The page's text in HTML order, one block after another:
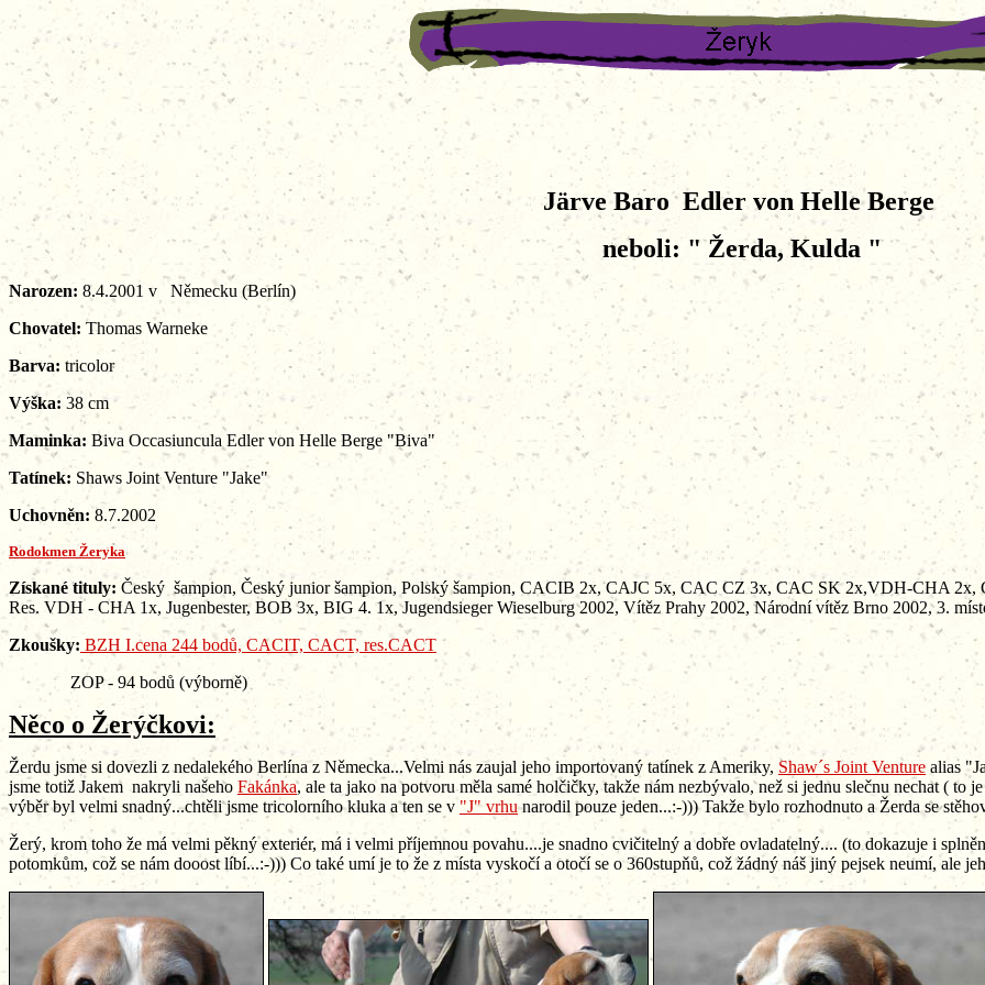
Järve Baro Edler von Helle Berge
neboli: " Žerda, Kulda "
Narozen: 8.4.2001 v Německu (Berlín)
Chovatel: Thomas Warneke
Barva: tricolor
Výška: 38 cm
Maminka: Biva Occasiuncula Edler von Helle Berge "Biva"
Tatínek: Shaws Joint Venture "Jake"
Uchovněn: 8.7.2002
Rodokmen Žeryka
Získané tituly: Český šampion, Český junior šampion, Polský šampion, CACIB 2x, CAJC 5x, CAC CZ 3x, CAC SK 2x,VDH-CHA
Res. VDH - CHA 1x, Jugenbester, BOB 3x, BIG 4. 1x, Jugendsieger Wieselburg 2002, Vítěz Prahy 2002, Národní vítěz Brno 2002, 3.
Zkoušky: BZH I.cena 244 bodů, CACIT, CACT, res.CACT
ZOP - 94 bodů (výborně)
Něco o Žerýčkovi:
Žerdu jsme si dovezli z nedalekého Berlína z Německa...Velmi nás zaujal jeho importovaný tatínek z Ameriky, Shaw´s Joint Venture alias
jsme totiž Jakem nakryli našeho Fakánka, ale ta jako na potvoru měla samé holčičky, takže nám nezbývalo, než si jednu slečnu nechat ( to
výběr byl velmi snadný...chtěli jsme tricolorního kluka a ten se v "J" vrhunarodil pouze jeden...:-))) Takže bylo rozhodnuto a Žerda se
Žerý, krom toho že má velmi pěkný exteriér, má i velmi příjemnou povahu....je snadno cvičitelný a dobře ovladatelný.... (to dokazuje i
potomkům, což se nám dooost líbí...:-))) Co také umí je to že z místa vyskočí a otočí se o 360stupňů, což žádný náš jiný pejsek neumí, ale